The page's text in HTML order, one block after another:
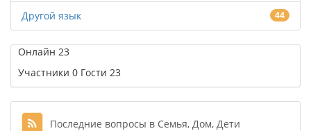
Другой язык 44
Онлайн 23
Участники 0 Гости 23
Последние вопросы в Семья, Дом, Дети